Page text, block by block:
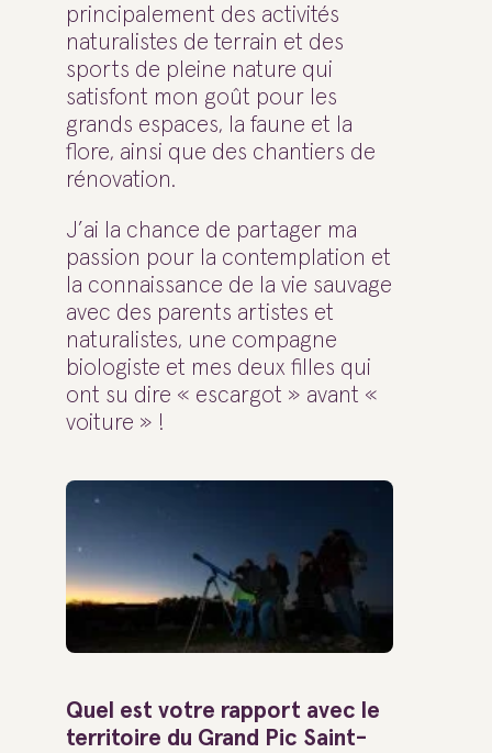
principalement des activités
naturalistes de terrain et des
sports de pleine nature qui
satisfont mon goût pour les
grands espaces, la faune et la
flore, ainsi que des chantiers de
rénovation.
J’ai la chance de partager ma
passion pour la contemplation et
la connaissance de la vie sauvage
avec des parents artistes et
naturalistes, une compagne
biologiste et mes deux filles qui
ont su dire « escargot » avant «
voiture » !
Quel est votre rapport avec le
territoire du Grand Pic Saint-